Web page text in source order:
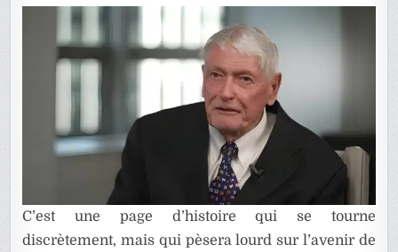
C’est une page d’histoire qui se tourne
discrètement, mais qui pèsera lourd sur l’avenir de